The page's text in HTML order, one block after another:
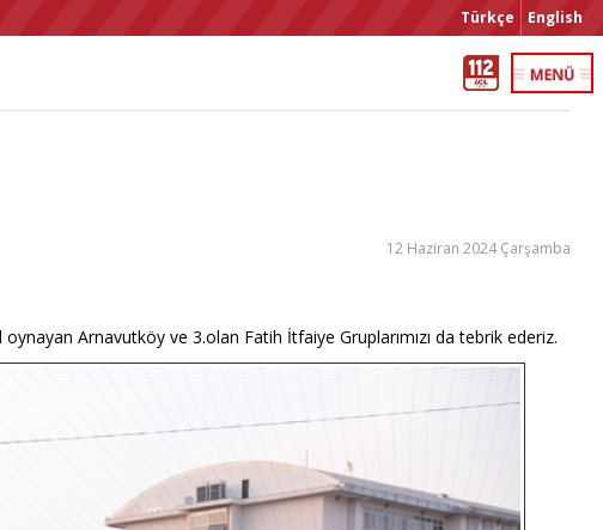
Türkçe English
12 Haziran 2024 Çarşamba
Arnavutköy ve 3.olan Fatih İtfaiye Gruplarımızı da tebrik ederiz.